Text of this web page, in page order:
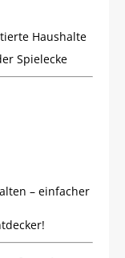
Haushalte
Spielecke
– einfacher